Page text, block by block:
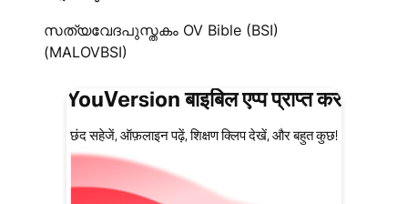
സത്യവേദപുസ്തകം OV Bible (BSI)
(MALOVBSI)
YouVersion बाइबिल एप्प प्राप्त करें
छंद सहेजें, ऑफ़लाइन पढ़ें, शिक्षण क्लिप देखें, और बहुत कुछ!